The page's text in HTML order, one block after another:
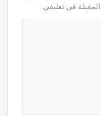
في تعليقي.